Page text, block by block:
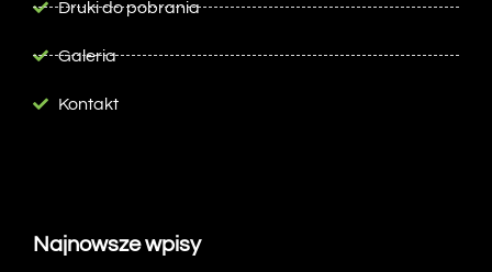
Druki do pobrania
Galeria
Kontakt
Najnowsze wpisy